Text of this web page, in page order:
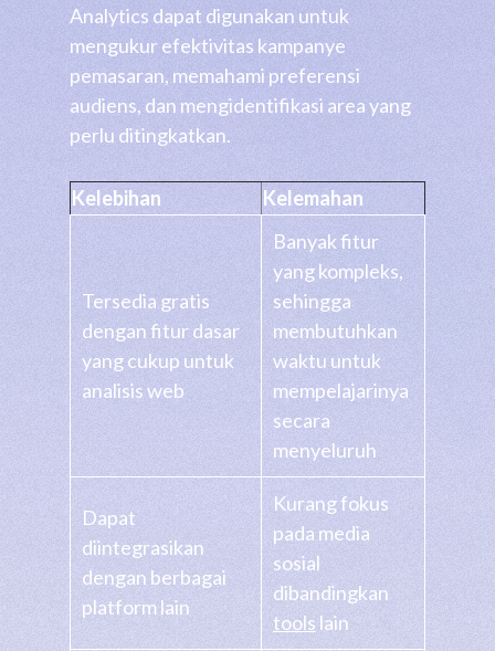
Analytics dapat digunakan untuk
mengukur efektivitas kampanye
pemasaran, memahami preferensi
audiens, dan mengidentifikasi area yang
perlu ditingkatkan.
Kelebihan Kelemahan
Tersedia gratis
dengan fitur dasar
yang cukup untuk
analisis web
Banyak fitur
yang kompleks,
sehingga
membutuhkan
waktu untuk
mempelajarinya
secara
menyeluruh
Dapat
diintegrasikan
dengan berbagai
platform lain
Kurang fokus
pada media
sosial
dibandingkan
tools lain